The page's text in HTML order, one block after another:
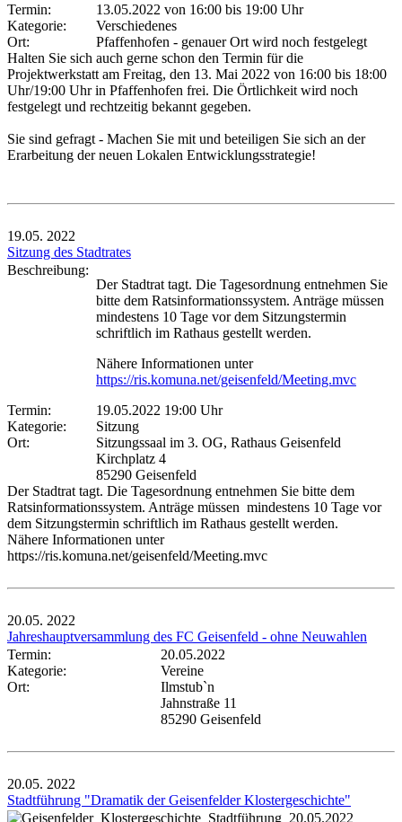
Termin: 13.05.2022 von 16:00 bis 19:00 Uhr
Kategorie:
Verschiedenes
Ort:
Pfaffenhofen - genauer Ort wird noch festgelegt
Halten Sie sich auch gerne schon den Termin für die
Projektwerkstatt am Freitag, den 13. Mai 2022 von 16:00 bis 18:00
Uhr/19:00 Uhr in Pfaffenhofen frei. Die Örtlichkeit wird noch
festgelegt und rechtzeitig bekannt gegeben.
Sie sind gefragt - Machen Sie mit und beteiligen Sie sich an der
Erarbeitung der neuen Lokalen Entwicklungsstrategie!
19.05. 2022
Sitzung des Stadtrates
Beschreibung:
Der Stadtrat tagt. Die Tagesordnung entnehmen Sie
bitte dem Ratsinformationssystem. Anträge müssen
mindestens 10 Tage vor dem Sitzungstermin
schriftlich im Rathaus gestellt werden.
Nähere Informationen unter
https://ris.komuna.net/geisenfeld/Meeting.mvc
Termin:
19.05.2022 19:00 Uhr
Kategorie:
Sitzung
Ort:
Sitzungssaal im 3. OG, Rathaus Geisenfeld
Kirchplatz 4
85290 Geisenfeld
Der Stadtrat tagt. Die Tagesordnung entnehmen Sie bitte dem
Ratsinformationssystem. Anträge müssen mindestens 10 Tage vor
dem Sitzungstermin schriftlich im Rathaus gestellt werden.
Nähere Informationen unter
https://ris.komuna.net/geisenfeld/Meeting.mvc
20.05. 2022
Jahreshauptversammlung des FC Geisenfeld - ohne Neuwahlen
Termin:
20.05.2022
Kategorie:
Vereine
Ort:
Ilmstub`n
Jahnstraße 11
85290 Geisenfeld
20.05. 2022
Stadtführung "Dramatik der Geisenfelder Klostergeschichte"